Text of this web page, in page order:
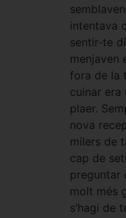
intentava
sentir-te
menjaven
fora de la
cuinar era
plaer.
nova
milers de
cap de
preguntar
molt més
s’hagi de